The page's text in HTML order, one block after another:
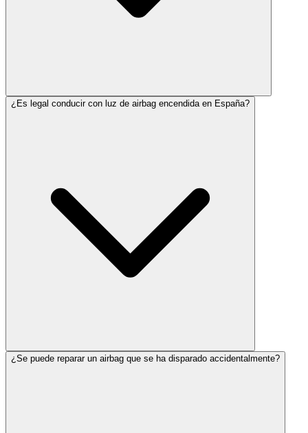
¿Es legal conducir con luz de airbag encendida en España?
¿Se puede reparar un airbag que se ha disparado accidentalmente?